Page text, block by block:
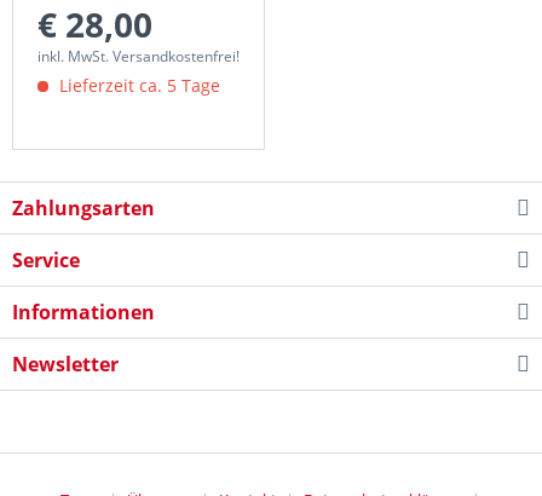
€ 28,00
inkl. MwSt. Versandkostenfrei!
Lieferzeit ca. 5 Tage
Zahlungsarten
Service
Informationen
Newsletter